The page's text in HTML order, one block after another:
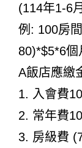
(114年1-6
例: 100房
80)*$5*6個
A飯店應繳
1. 入會費
2. 常年費
3. 房級費